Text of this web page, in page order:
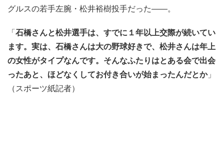
グルスの若手左腕・松井裕樹投手だった――。
「 石橋さんと松井選手は、すでに１年以上交際が続いてい
ます。実は、石橋さんは大の野球好きで、松井さんは年上
の女性がタイプなんです。そんなふたりはとある会で出会
ったあと、ほどなくしてお付き合いが始まったんだとか」
（スポーツ紙記者）